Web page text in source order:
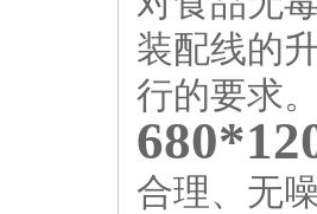
装配线的
行的要求
合理、无